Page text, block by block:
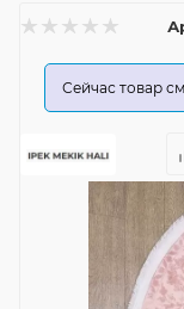
Сейчас товар